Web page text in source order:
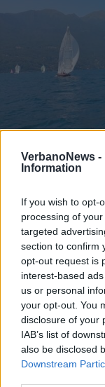
VerbanoNews -
Information
If you wish to opt-
processing of
targeted
section to confirm
opt-out request is
interest-based
us or personal
your opt-out. You
disclosure of your
IAB’s list of
also be disclosed
Downstream
MACCAGNO
Torna la